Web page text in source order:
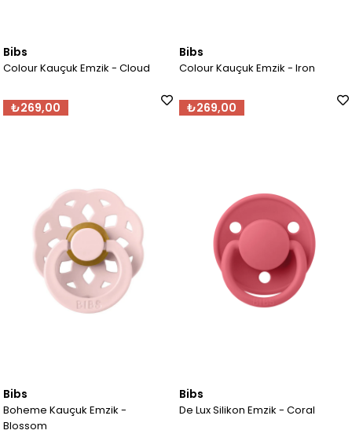
Bibs
Colour Kauçuk Emzik - Cloud
₺269,00
Bibs
Colour Kauçuk Emzik - Iron
₺269,00
Bibs
Boheme Kauçuk Emzik -
Blossom
Bibs
De Lux Silikon Emzik - Coral